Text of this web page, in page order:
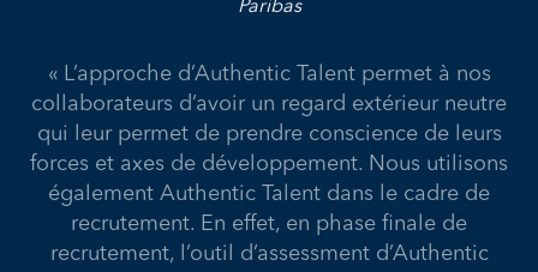
Paribas
« L’approche d’Authentic Talent permet à nos
collaborateurs d’avoir un regard extérieur neutre
qui leur permet de prendre conscience de leurs
forces et axes de développement. Nous utilisons
également Authentic Talent dans le cadre de
recrutement. En effet, en phase finale de
recrutement, l’outil d’assessment d’Authentic